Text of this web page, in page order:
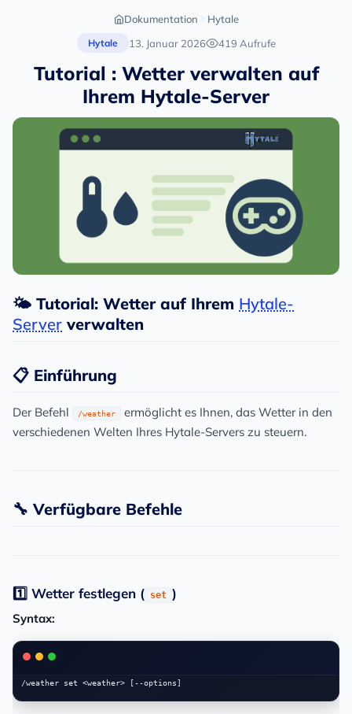
Dokumentation Hytale
Hytale 13. Januar 2026 419 Aufrufe
Tutorial : Wetter verwalten auf
Ihrem Hytale-Server
🌤️ Tutorial: Wetter auf Ihrem Hytale-
Server verwalten
📋 Einführung
Der Befehl /weather
ermöglicht es Ihnen, das Wetter in den
verschiedenen Welten Ihres Hytale-Servers zu steuern.
🔧 Verfügbare Befehle
1️⃣ Wetter festlegen ( set )
Syntax: